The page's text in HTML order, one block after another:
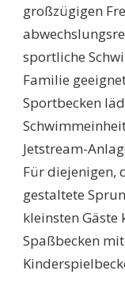
großzügigen
sportliche
Familie
Sportbecken
Jetstream-
Für diejenigen,
gestaltete
kleinsten Gäste
Spaßbecken